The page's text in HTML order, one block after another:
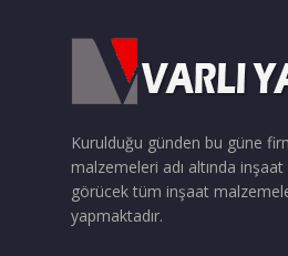
Kurulduğu günden bu güne
malzemeleri adı altında
görücek tüm inşaat
yapmaktadır.